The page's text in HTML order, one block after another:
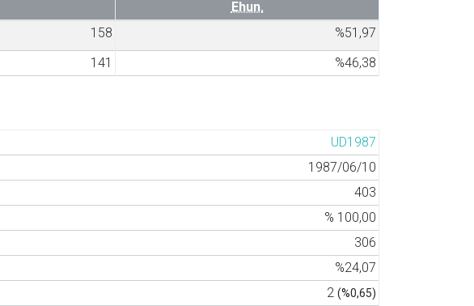
Ehun.
158
%51,97
141 %46,38
UD1987
1987/06/10
403
% 100,00
306
%24,07
2 (%0,65)